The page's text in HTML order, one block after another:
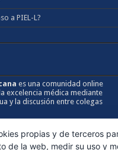
a PIEL-L?
es una comunidad online
excelencia médica mediante
y la discusión entre colegas
Sobre los
propias y de terceros
de la web, medir su uso y